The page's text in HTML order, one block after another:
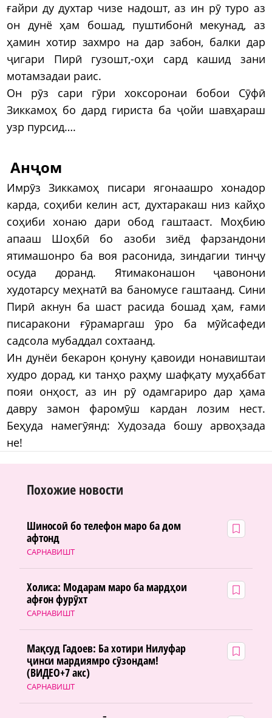
ғайри ду духтар чизе надошт, аз ин рӯ туро аз
он дунё ҳам бошад, пуштибонӣ мекунад, аз
ҳамин хотир захмро на дар забон, балки дар
ҷигари Пирӣ гузошт,-оҳи сард кашид зани
мотамзадаи раис.
Он рӯз сари гӯри хоксоронаи бобои Сӯфӣ
Зиккамоҳ бо дард гириста ба ҷойи шавҳараш
узр пурсид….
Анҷом
Имрӯз Зиккамоҳ писари ягонаашро хонадор
карда, соҳиби келин аст, духтаракаш низ кайҳо
соҳиби хонаю дари обод гаштааст. Моҳбию
апааш Шоҳбӣ бо азоби зиёд фарзандони
ятимашонро ба воя расонида, зиндагии тинҷу
осуда доранд. Ятимаконашон ҷавонони
худотарсу меҳнатӣ ва баномусе гаштаанд. Сини
Пирӣ акнун ба шаст расида бошад ҳам, ғами
писаракони ғӯрамаргаш ӯро ба мӯйсафеди
садсола мубаддал сохтаанд.
Ин дунёи бекарон қонуну қавоиди нонавиштаи
худро дорад, ки танҳо раҳму шафқату муҳаббат
пояи онҳост, аз ин рӯ одамгариро дар ҳама
давру замон фаромӯш кардан лозим нест.
Беҳуда намегӯянд: Худозада бошу арвоҳзада
не!
Похожие новости
САРНАВИШТ
Шиносоӣ бо телефон маро ба дом
афтонд
САРНАВИШТ
Холиса: Модарам маро ба мардҳои
афғон фурӯхт
САРНАВИШТ
Мақсуд Гадоев: Ба хотири Нилуфар
ҷинси мардиямро сӯзондам!
(ВИДЕО+7 акс)